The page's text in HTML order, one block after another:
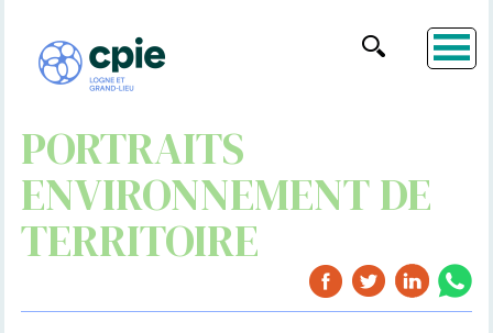
PORTRAITS
ENVIRONNEMENT DE
TERRITOIRE